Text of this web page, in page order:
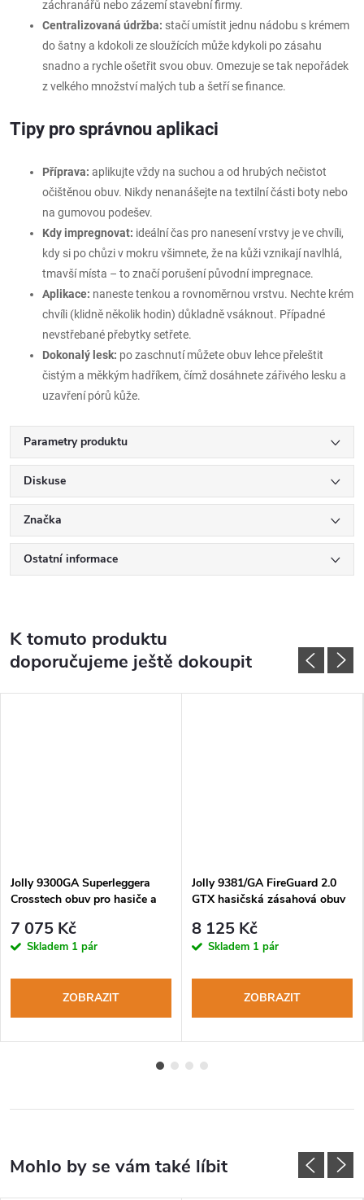
záchranářů nebo zázemí stavební firmy.
Centralizovaná údržba: stačí umístit jednu nádobu s krémem
do šatny a kdokoli ze sloužících může kdykoli po zásahu
snadno a rychle ošetřit svou obuv. Omezuje se tak nepořádek
z velkého množství malých tub a šetří se finance.
Tipy pro správnou aplikaci
Příprava: aplikujte vždy na suchou a od hrubých nečistot
očištěnou obuv. Nikdy nenanášejte na textilní části boty nebo
na gumovou podešev.
Kdy impregnovat: ideální čas pro nanesení vrstvy je ve chvíli,
kdy si po chůzi v mokru všimnete, že na kůži vznikají navlhlá,
tmavší místa – to značí porušení původní impregnace.
Aplikace: naneste tenkou a rovnoměrnou vrstvu. Nechte krém
chvíli (klidně několik hodin) důkladně vsáknout. Případné
nevstřebané přebytky setřete.
Dokonalý lesk: po zaschnutí můžete obuv lehce přeleštit
čistým a měkkým hadříkem, čímž dosáhnete zářivého lesku a
uzavření pórů kůže.
Parametry produktu
Diskuse
Značka
Ostatní informace
K tomuto produktu
doporučujeme ještě dokoupit
Jolly 9300GA Superleggera
Crosstech obuv pro hasiče a
7 075 Kč
Skladem 1 pár
ZOBRAZIT
Jolly 9381/GA FireGuard 2.0
GTX hasičská zásahová obuv
8 125 Kč
Skladem 1 pár
ZOBRAZIT